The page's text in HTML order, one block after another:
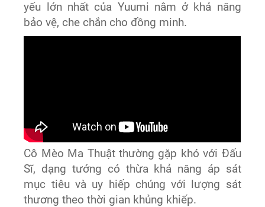
yếu lớn nhất của Yuumi nằm ở khả năng
bảo vệ, che chắn cho đồng minh.
Cô Mèo Ma Thuật thường gặp khó với Đấu
Sĩ, dạng tướng có thừa khả năng áp sát
mục tiêu và uy hiếp chúng với lượng sát
thương theo thời gian khủng khiếp.